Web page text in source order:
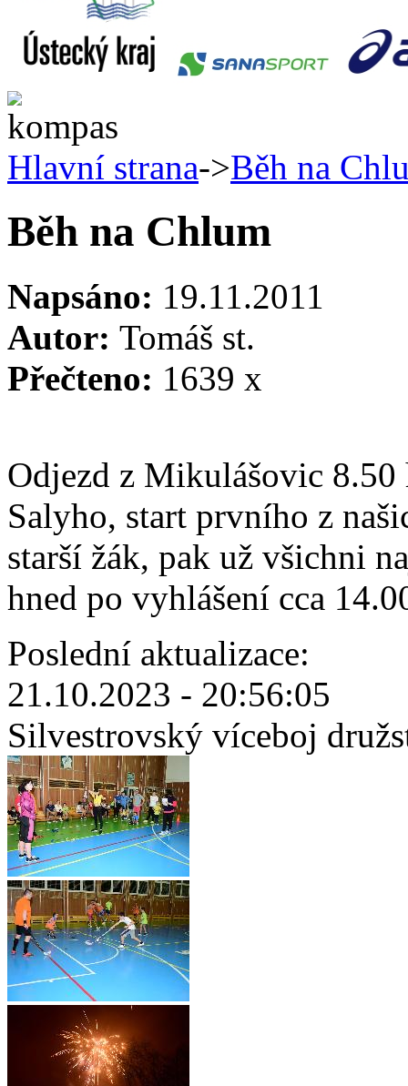
Hlavní strana->Běh na
Běh na Chlum
Napsáno: 19.11.2011
Autor: Tomáš st.
Přečteno: 1639 x
Odjezd z Mikulášovic 8.50
Salyho, start prvního z
starší žák, pak už všichni
hned po vyhlášení cca
Poslední aktualizace:
21.10.2023 - 20:56:05
Silvestrovský víceboj